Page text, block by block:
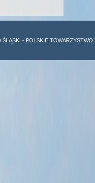
ŚLĄSKI - POLSKIE